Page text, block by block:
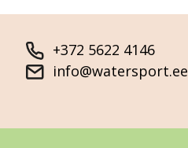
+372 5622 4146
info@watersport.ee